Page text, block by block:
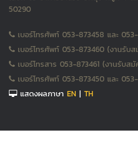
50290
เบอร์โทรศัพท์ 053-873458 และ
เบอร์โทรศัพท์ 053-873460 (งานรับ
เบอร์โทรสาร 053-873461 (งานรับส
เบอร์โทรศัพท์ 053-873450 และ
แสดงผลภาษา EN | TH